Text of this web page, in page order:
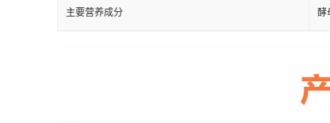
主要营养成分 酵